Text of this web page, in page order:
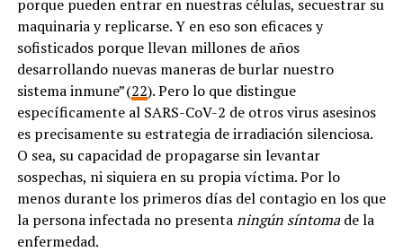
porque pueden entrar en nuestras células, secuestrar su
maquinaria y replicarse. Y en eso son eficaces y
sofisticados porque llevan millones de años
desarrollando nuevas maneras de burlar nuestro
sistema inmune” (22). Pero lo que distingue
específicamente al SARS-CoV-2 de otros virus asesinos
es precisamente su estrategia de irradiación silenciosa.
O sea, su capacidad de propagarse sin levantar
sospechas, ni siquiera en su propia víctima. Por lo
menos durante los primeros días del contagio en los que
la persona infectada no presentaningún síntomade la
enfermedad.